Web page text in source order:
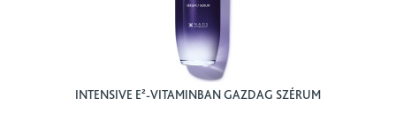
INTENSIVE E²-VITAMINBAN GAZDAG SZÉRUM